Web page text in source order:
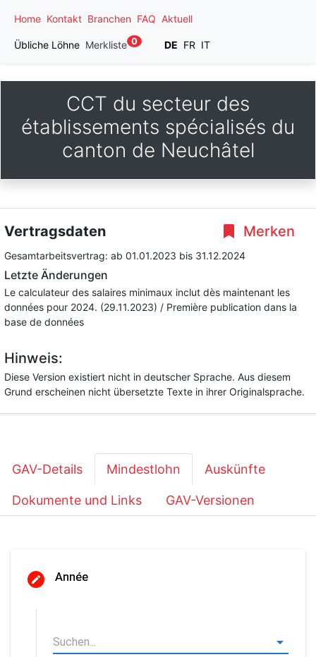
Home Kontakt Branchen FAQ Aktuell
Übliche Löhne Merkliste 0 DE FR IT
CCT du secteur des
établissements spécialisés du
canton de Neuchâtel
Merken
Vertragsdaten
Gesamtarbeitsvertrag: ab 01.01.2023 bis 31.12.2024
Letzte Änderungen
Le calculateur des salaires minimaux inclut dès maintenant les
données pour 2024. (29.11.2023) / Première publication dans la
base de données
Hinweis:
Diese Version existiert nicht in deutscher Sprache. Aus diesem
Grund erscheinen nicht übersetzte Texte in ihrer Originalsprache.
GAV-Details Mindestlohn Auskünfte
Dokumente und Links GAV-Versionen
Année